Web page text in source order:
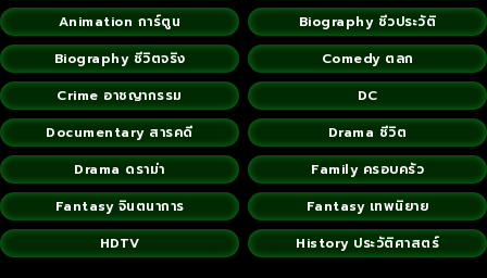
Animation การ์ตูน
Biography ชีวประวัติ
Biography ชีวิตจริง
Comedy ตลก
Crime อาชญากรรม
DC
Documentary สารคดี
Drama ชีวิต
Drama ดราม่า
Family ครอบครัว
Fantasy จินตนาการ
Fantasy เทพนิยาย
HDTV
History ประวัติศาสตร์